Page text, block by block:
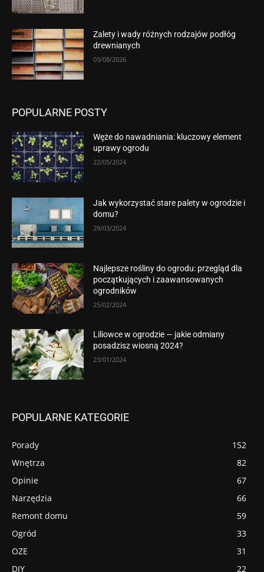
Zalety i wady różnych rodzajów podłóg
drewnianych
03/08/2026
POPULARNE POSTY
Węże do nawadniania: kluczowy element
uprawy ogrodu
22/05/2024
Jak wykorzystać stare palety w ogrodzie i
domu?
29/03/2024
Najlepsze rośliny do ogrodu: przegląd dla
początkujących i zaawansowanych
ogrodników
25/02/2024
Liliowce w ogrodzie — jakie odmiany
posadzisz wiosną 2024?
23/01/2024
POPULARNE KATEGORIE
Porady
152
Wnętrza
82
Opinie
67
Narzędzia
66
Remont domu
59
Ogród
33
OZE
31
DIY
22